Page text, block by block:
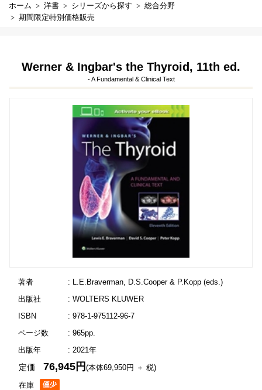
ホーム
洋書 シリーズから探す
総合分野
期間限定特別価格販売
Werner & Ingbar's the Thyroid, 11th ed.
- A Fundamental & Clinical Text
著者
: L.E.Braverman, D.S.Cooper & P.Kopp (eds.)
出版社
: WOLTERS KLUWER
ISBN
: 978-1-975112-96-7
ページ数
: 965pp.
出版年
: 2021年
在庫
定価76,945円(本体69,950円 ＋ 税)